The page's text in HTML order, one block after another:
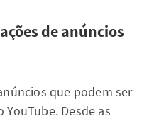
de anúncios
que podem ser
Desde as